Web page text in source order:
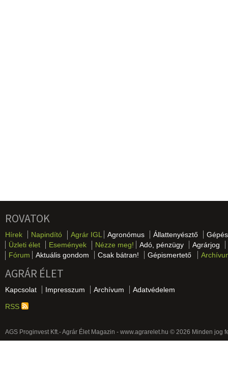
ROVATOK
Hírek Napindító Agrár IGL Agronómus Állattenyésztő
Üzleti élet
Események Nézze meg! Adó, pénzügy
Agrárjog
Fórum
Aktuális gondom Csak bátran! Gépismertető
AGRÁR ÉLET
Kapcsolat Impresszum Archívum Adatvédelem
RSS
AGS Proginvest Kft.- Agrár Élet Magazin - www.agrarelet.hu © 2026 Minden jog